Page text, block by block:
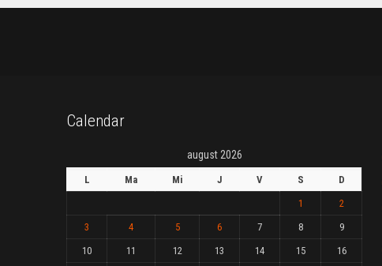
Calendar
august 2026
L Ma Mi J V S
D
1
2
3
4 5 6 7 8
9
10
11 12 13 14 15 16